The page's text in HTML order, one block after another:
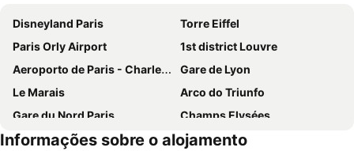
Disneyland Paris
Torre Eiffel
Paris Orly Airport
1st district Louvre
Aeroporto de Paris - Charles de Gaulle
Gare de Lyon
Le Marais
Arco do Triunfo
Gare du Nord Paris
Champs Elysées
58 tour eiffel
Quartier Latin
Informações sobre o alojamento